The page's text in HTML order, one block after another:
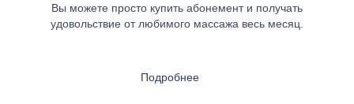
Вы можете просто купить абонемент и получать
удовольствие от любимого массажа весь месяц.
Подробнее